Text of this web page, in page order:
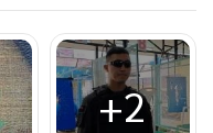
และไม่มีรอยนูนจาก
ด แต่กระสุนไม่ทะลุ และ
อย แต่ไม่สร้างความเสีย
+2